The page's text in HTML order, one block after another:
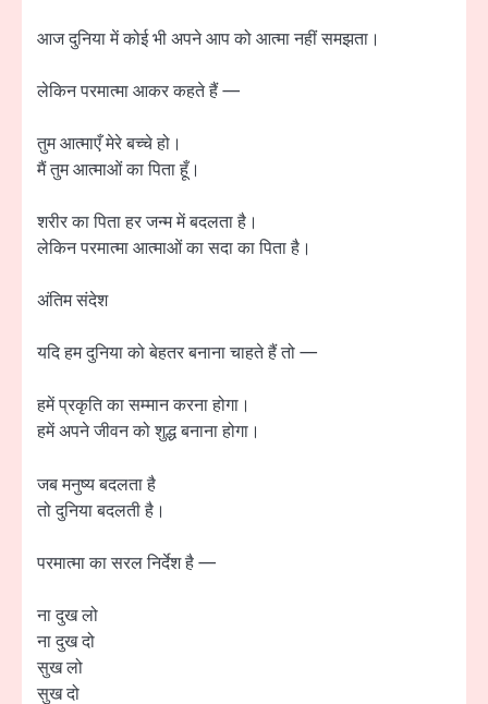
आज दुनिया में कोई भी अपने आप को आत्मा नहीं समझता।
लेकिन परमात्मा आकर कहते हैं —
तुम आत्माएँ मेरे बच्चे हो।
मैं तुम आत्माओं का पिता हूँ।
शरीर का पिता हर जन्म में बदलता है।
लेकिन परमात्मा आत्माओं का सदा का पिता है।
अंतिम संदेश
यदि हम दुनिया को बेहतर बनाना चाहते हैं तो —
हमें प्रकृति का सम्मान करना होगा।
हमें अपने जीवन को शुद्ध बनाना होगा।
जब मनुष्य बदलता है
तो दुनिया बदलती है।
परमात्मा का सरल निर्देश है —
ना दुख लो
ना दुख दो
सुख लो
सुख दो